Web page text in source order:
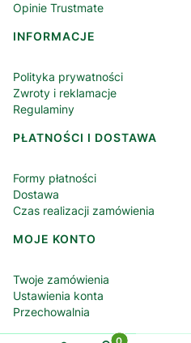
Opinie Trustmate
INFORMACJE
Polityka prywatności
Zwroty i reklamacje
Regulaminy
PŁATNOŚCI I DOSTAWA
Formy płatności
Dostawa
Czas realizacji zamówienia
MOJE KONTO
Twoje zamówienia
Ustawienia konta
Przechowalnia